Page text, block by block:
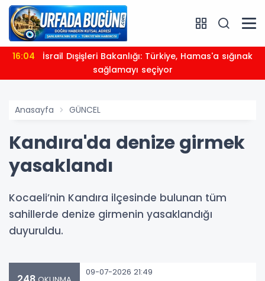
16:04
sağlamayı seçiyor
Anasayfa GÜNCEL
Kandıra'da denize girmek
yasaklandı
Kocaeli’nin Kandıra ilçesinde bulunan tüm
sahillerde denize girmenin yasaklandığı
duyuruldu.
09-07-2026 21:49